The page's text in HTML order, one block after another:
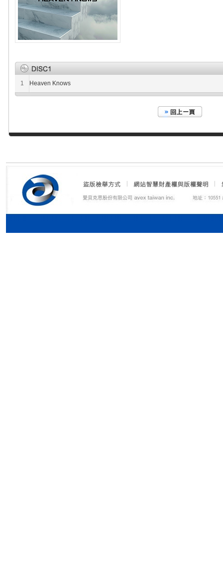
1 Heaven Knows